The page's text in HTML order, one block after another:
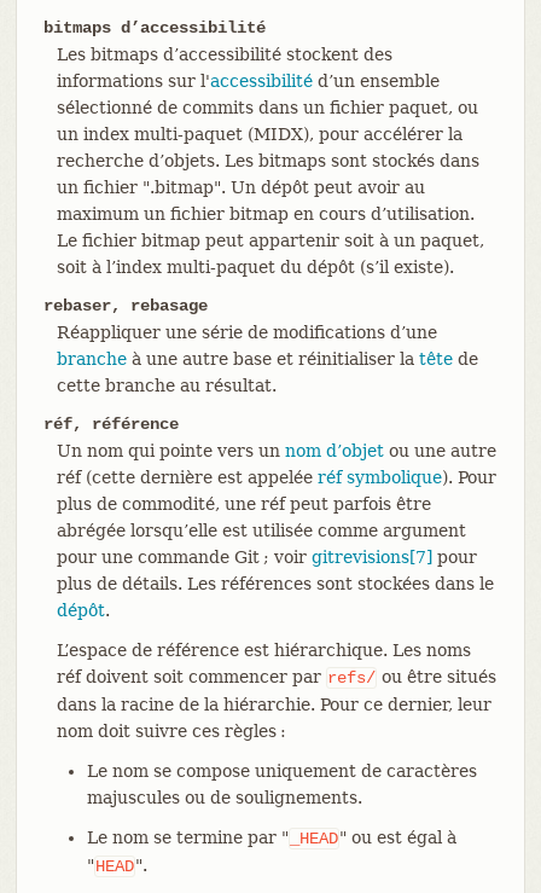
bitmaps d’accessibilité
Les bitmaps d’accessibilité stockent des
informations sur l'accessibilitéd’un ensemble
sélectionné de commits dans un fichier paquet, ou
un index multi-paquet (MIDX), pour accélérer la
recherche d’objets. Les bitmaps sont stockés dans
un fichier ".bitmap". Un dépôt peut avoir au
maximum un fichier bitmap en cours d’utilisation.
Le fichier bitmap peut appartenir soit à un paquet,
soit à l’index multi-paquet du dépôt (s’il existe).
rebaser, rebasage
Réappliquer une série de modifications d’une
brancheà une autre base et réinitialiser la têtede
cette branche au résultat.
réf, référence
Un nom qui pointe vers un nom d’objetou une autre
réf (cette dernière est appelée réf symbolique). Pour
plus de commodité, une réf peut parfois être
abrégée lorsqu’elle est utilisée comme argument
pour une commande Git ; voir gitrevisions[7] pour
plus de détails. Les références sont stockées dans le
dépôt.
L’espace de référence est hiérarchique. Les noms
réf doivent soit commencer par refs/ ou être situés
dans la racine de la hiérarchie. Pour ce dernier, leur
nom doit suivre ces règles :
Le nom se compose uniquement de caractères
majuscules ou de soulignements.
Le nom se termine par " _HEAD" ou est égal à
"HEAD".